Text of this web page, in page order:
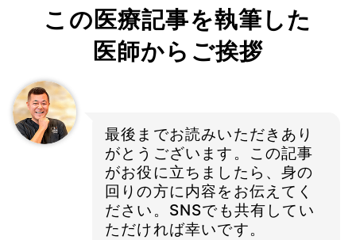
この医療記事を執筆した
医師からご挨拶
最後までお読みいただきあり
がとうございます。この記事
がお役に立ちましたら、身の
回りの方に内容をお伝えてく
ださい。SNSでも共有してい
ただければ幸いです。